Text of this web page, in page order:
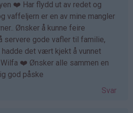
❤️ Har flydd ut av redet og
vaffeljern er en av mine mangler
Ønsker å kunne feire
servere gode vafler til familie,
hadde det vært kjekt å vunnet
❤️ Ønsker alle sammen en
god påske
Svar